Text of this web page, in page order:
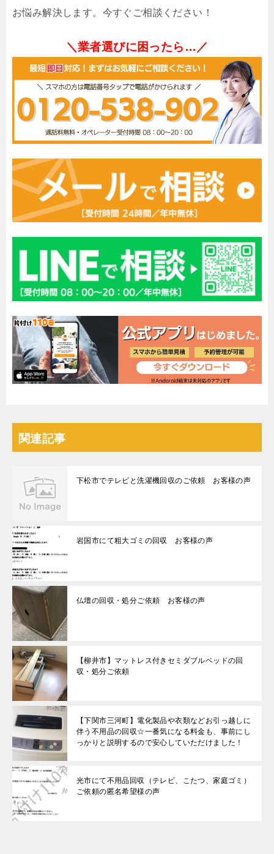
お悩み解決します。今すぐご相談ください！
＼業者選びに困ったら…／
関連記事
下松市でテレビと洗濯機回収のご依頼 お客様の声
岩国市にて粗大ゴミの回収 お客様の声
仏壇の回収・処分ご依頼 お客様の声
【柳井市】マットレス付きセミダブルベッドの回
収・処分ご依頼
【下関市三河町】電化製品や衣類などお引っ越しに
伴う不用品の回収☆一番気になる料金も、事前にし
っかりと説明するので安心していただけました！
光市にて不用品回収（テレビ、こたつ、家庭ゴミ）
ご依頼の匿名希望様の声